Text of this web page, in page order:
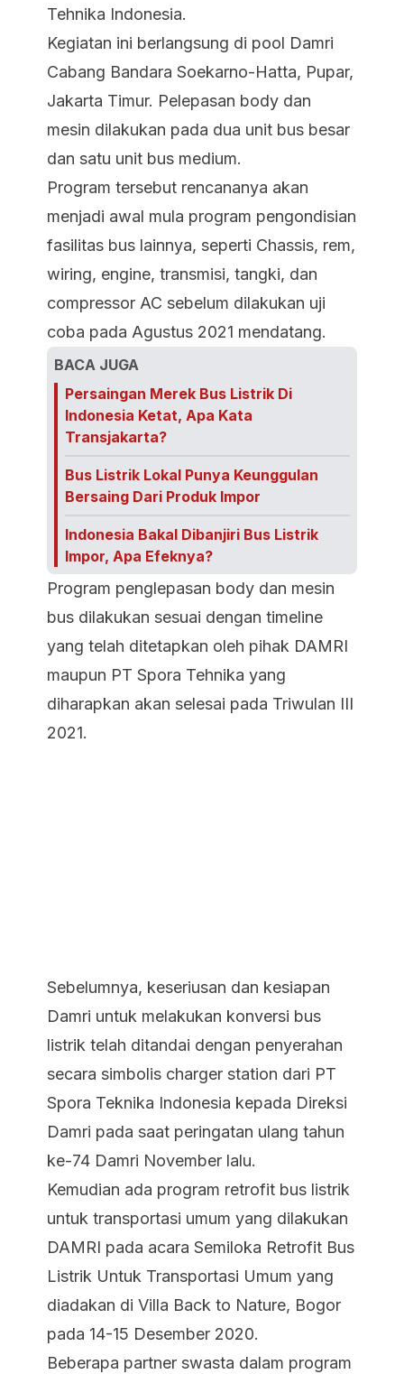
Tehnika Indonesia.
Kegiatan ini berlangsung di pool Damri
Cabang Bandara Soekarno-Hatta, Pupar,
Jakarta Timur. Pelepasan body dan
mesin dilakukan pada dua unit bus besar
dan satu unit bus medium.
Program tersebut rencananya akan
menjadi awal mula program pengondisian
fasilitas bus lainnya, seperti Chassis, rem,
wiring, engine, transmisi, tangki, dan
compressor AC sebelum dilakukan uji
coba pada Agustus 2021 mendatang.
BACA JUGA
Persaingan Merek Bus Listrik Di
Indonesia Ketat, Apa Kata
Transjakarta?
Bus Listrik Lokal Punya Keunggulan
Bersaing Dari Produk Impor
Indonesia Bakal Dibanjiri Bus Listrik
Impor, Apa Efeknya?
Program penglepasan body dan mesin
bus dilakukan sesuai dengan timeline
yang telah ditetapkan oleh pihak DAMRI
maupun PT Spora Tehnika yang
diharapkan akan selesai pada Triwulan III
2021.
Sebelumnya, keseriusan dan kesiapan
Damri untuk melakukan konversi bus
listrik telah ditandai dengan penyerahan
secara simbolis charger station dari PT
Spora Teknika Indonesia kepada Direksi
Damri pada saat peringatan ulang tahun
ke-74 Damri November lalu.
Kemudian ada program retrofit bus listrik
untuk transportasi umum yang dilakukan
DAMRI pada acara Semiloka Retrofit Bus
Listrik Untuk Transportasi Umum yang
diadakan di Villa Back to Nature, Bogor
pada 14-15 Desember 2020.
Beberapa partner swasta dalam program